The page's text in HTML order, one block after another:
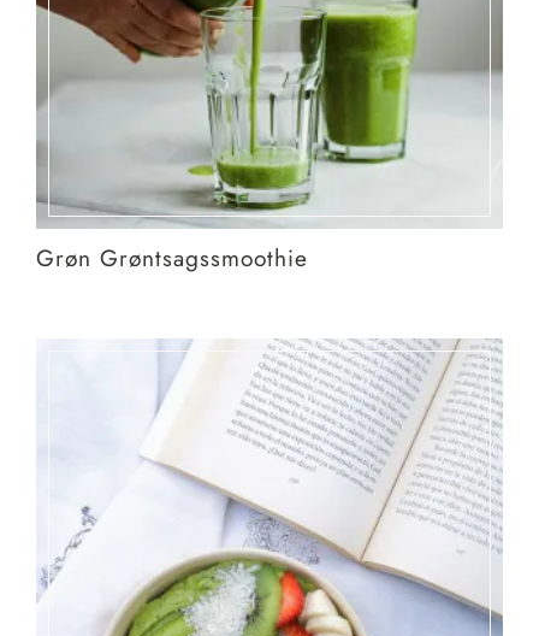
Grøn Grøntsagssmoothie